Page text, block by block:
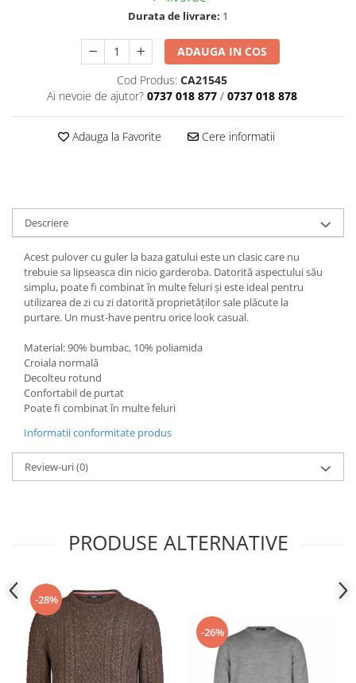
Durata de livrare: 1
ADAUGA IN COS
Cod Produs: CA21545
Ai nevoie de ajutor? 0737 018 877 / 0737 018 878
Adauga la Favorite Cere informatii
Descriere
Acest pulover cu guler la baza gatului este un clasic care nu
trebuie sa lipseasca din nicio garderoba. Datorită aspectului său
simplu, poate fi combinat în multe feluri și este ideal pentru
utilizarea de zi cu zi datorită proprietăților sale plăcute la
purtare. Un must-have pentru orice look casual.
Material: 90% bumbac, 10% poliamida
Croiala normală
Decolteu rotund
Confortabil de purtat
Poate fi combinat în multe feluri
Informatii conformitate produs
Review-uri(0)
PRODUSE ALTERNATIVE
-28%
-26%